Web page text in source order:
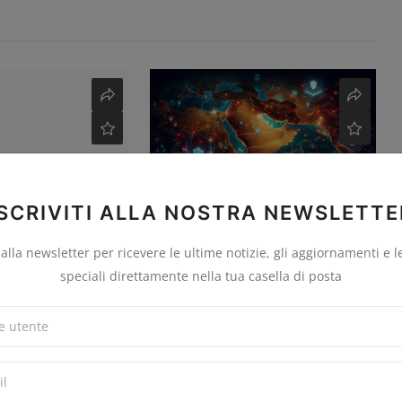
ALLA NOSTRA
newsletter per ricevere le ultime notizie, gli aggiornamenti e
speciali direttamente nella tua casella di posta
dei boo...
0 7
investimenti record e ...
Red Hot Cyber Nov 26, 2025 0